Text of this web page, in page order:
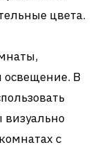
цвета.
освещение. В
визуально
с